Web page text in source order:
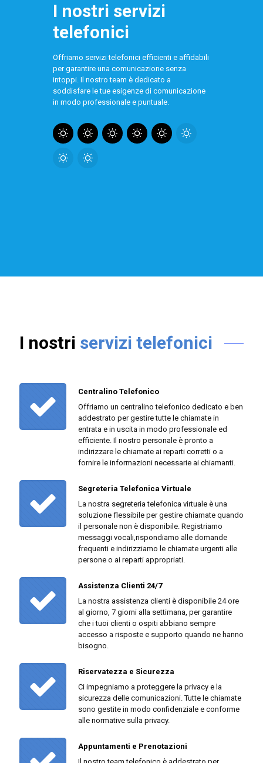
I nostri servizi
telefonici
Offriamo servizi telefonici efficienti e affidabili
per garantire una comunicazione senza
intoppi. Il nostro team è dedicato a
soddisfare le tue esigenze di comunicazione
in modo professionale e puntuale.
I nostri servizi telefonici
Centralino Telefonico
Offriamo un centralino telefonico dedicato e ben
addestrato per gestire tutte le chiamate in
entrata e in uscita in modo professionale ed
efficiente. Il nostro personale è pronto a
indirizzare le chiamate ai reparti corretti o a
fornire le informazioni necessarie ai chiamanti.
Segreteria Telefonica Virtuale
La nostra segreteria telefonica virtuale è una
soluzione flessibile per gestire chiamate quando
il personale non è disponibile. Registriamo
messaggi vocali,rispondiamo alle domande
frequenti e indirizziamo le chiamate urgenti alle
persone o ai reparti appropriati.
Assistenza Clienti 24/7
La nostra assistenza clienti è disponibile 24 ore
al giorno, 7 giorni alla settimana, per garantire
che i tuoi clienti o ospiti abbiano sempre
accesso a risposte e supporto quando ne hanno
bisogno.
Riservatezza e Sicurezza
Ci impegniamo a proteggere la privacy e la
sicurezza delle comunicazioni. Tutte le chiamate
sono gestite in modo confidenziale e conforme
alle normative sulla privacy.
Appuntamenti e Prenotazioni